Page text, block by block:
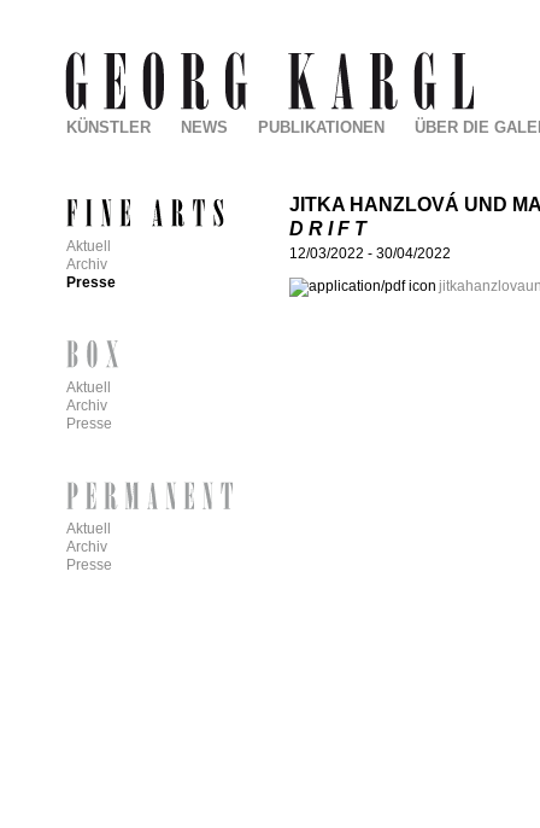
JITKA HANZLOVÁ UND
D R I F T
12/03/2022 - 30/04/2022
KÜNSTLER NEWS PUBLIKATIONEN ÜBER DIE
Aktuell
Archiv
Presse
Aktuell
Archiv
Presse
Aktuell
Archiv
Presse